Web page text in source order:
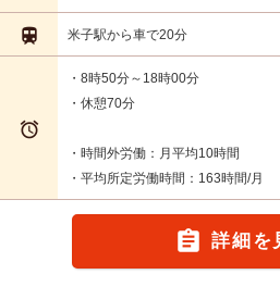
 米子駅から車で20分

・8時50分～18時00分
・休憩70分
・時間外労働：月平均10時間
・平均所定労働時間：163時間/月
 詳細を